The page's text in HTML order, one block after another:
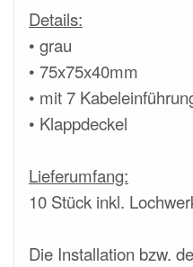
Details:
• grau
• 75x75x40mm
• mit 7
• Klappdeckel
Lieferumfang:
10 Stück inkl.
Die Installation bzw.